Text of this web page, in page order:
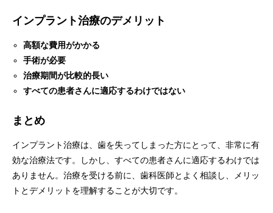
インプラント治療のデメリット
高額な費用がかかる
手術が必要
治療期間が比較的長い
すべての患者さんに適応するわけではない
まとめ
インプラント治療は、歯を失ってしまった方にとって、非常に有
効な治療法です。しかし、すべての患者さんに適応するわけでは
ありません。治療を受ける前に、歯科医師とよく相談し、メリッ
トとデメリットを理解することが大切です。